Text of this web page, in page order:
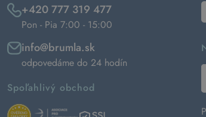
+420 777 319 477
Pon - Pia 7:00 - 15:00
info@brumla.sk
odpovedáme do 24 hodín
Spoľahlivý obchod